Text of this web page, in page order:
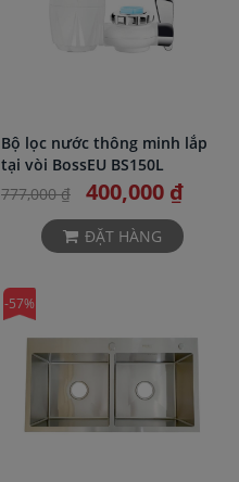
Bộ lọc nước thông minh lắp
tại vòi BossEU BS150L
777,000 ₫
400,000 ₫
ĐẶT HÀNG
-57%